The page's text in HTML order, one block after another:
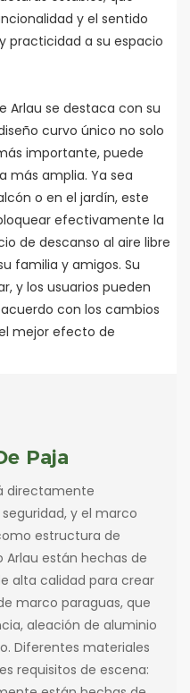
y el sentido
practicidad a su espacio
Arlau se destaca con su
curvo único no solo
importante, puede
más amplia. Ya sea
o en el jardín, este
efectivamente la
de descanso al aire libre
familia y amigos. Su
y los usuarios pueden
con los cambios
mejor efecto de
Paja
directamente
y el marco
estructura de
Arlau están hechas de
alta calidad para crear
marco paraguas, que
aleación de aluminio
Diferentes materiales
requisitos de escena: